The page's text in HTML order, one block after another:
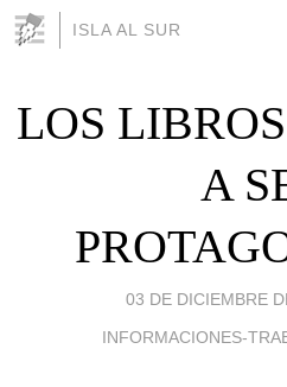
ISLA AL SUR
LOS
A
03 DE DICIEMBRE
INFORMACIONES-